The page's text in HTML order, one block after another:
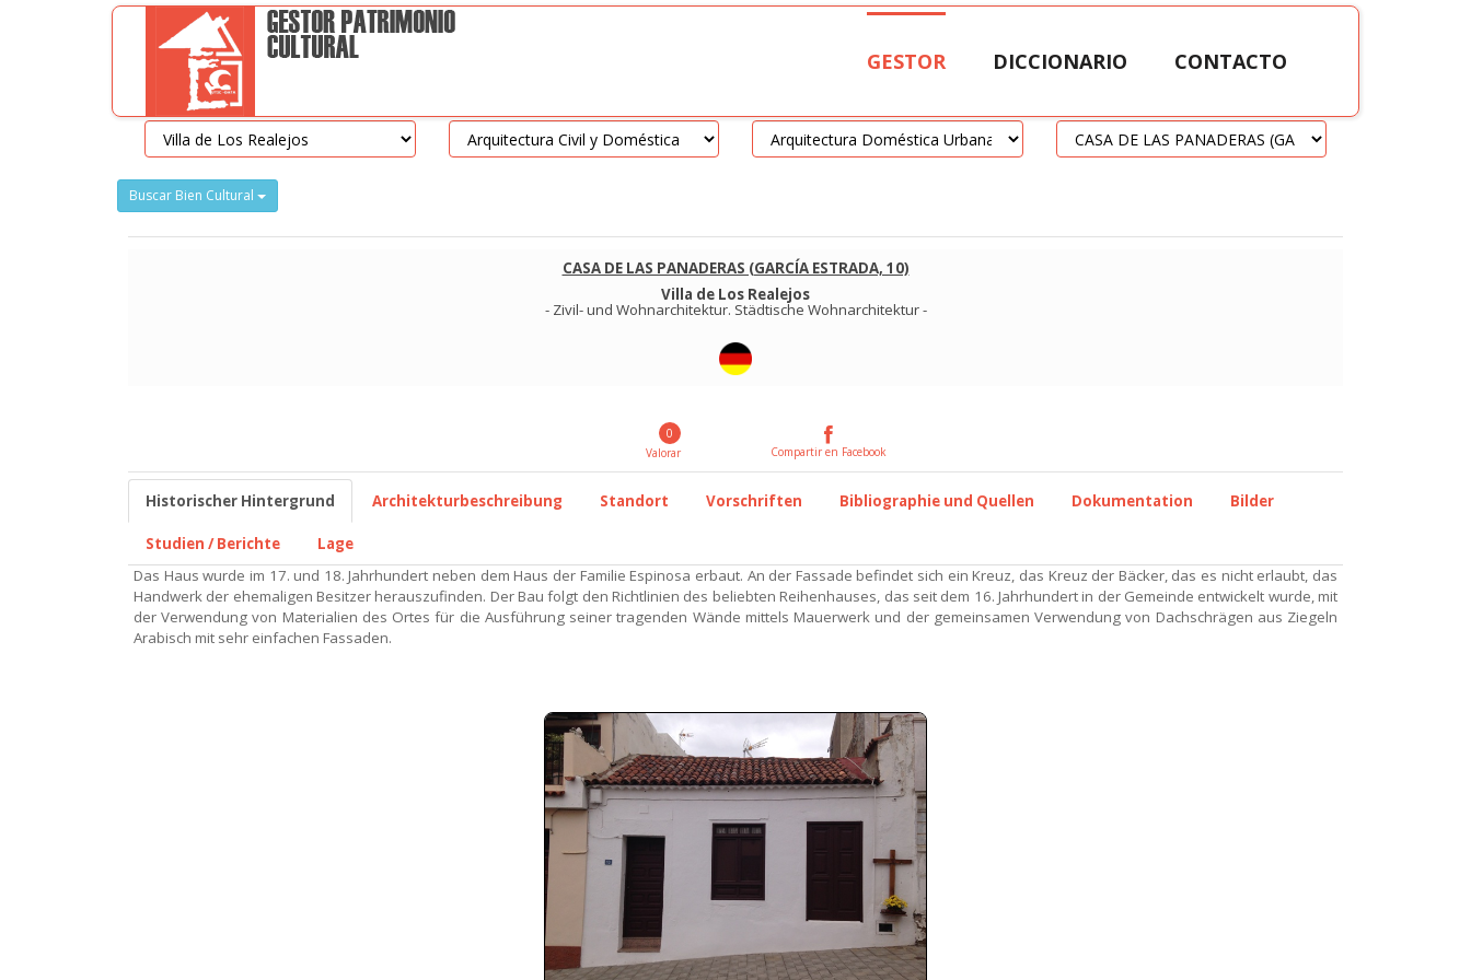
GESTOR DICCIONARIO CONTACTO
Buscar Bien Cultural
CASA DE LAS PANADERAS (GARCÍA ESTRADA, 10)
Villa de Los Realejos
- Zivil- und Wohnarchitektur. Städtische Wohnarchitektur-
0
Valorar
Compartir en Facebook
Historischer Hintergrund Architekturbeschreibung Standort Vorschriften Bibliographie und Quellen Dokumentation Bilder
Studien / Berichte
Lage
Das Haus wurde im 17. und 18. Jahrhundert neben dem Haus der Familie Espinosa erbaut. An der Fassade befindet sich ein Kreuz, das Kreuz der Bäcker, das es nicht erlaubt, das
Handwerk der ehemaligen Besitzer herauszufinden. Der Bau folgt den Richtlinien des beliebten Reihenhauses, das seit dem 16. Jahrhundert in der Gemeinde entwickelt wurde, mit
der Verwendung von Materialien des Ortes für die Ausführung seiner tragenden Wände mittels Mauerwerk und der gemeinsamen Verwendung von Dachschrägen aus Ziegeln
Arabisch mit sehr einfachen Fassaden.